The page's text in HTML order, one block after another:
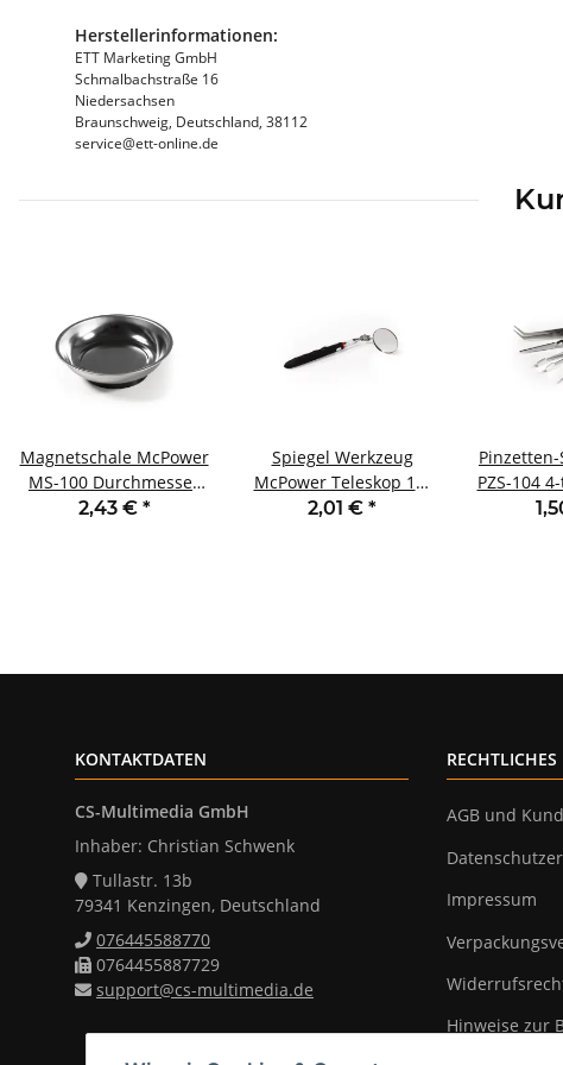
Herstellerinformationen:
ETT Marketing GmbH
Schmalbachstraße 16
Niedersachsen
Braunschweig, Deutschland, 38112
service@ett-online.de
Magnetschale McPower
MS-100 Durchmesser
Ø108mm gummierter
2,43 € *
Spiegel Werkzeug
McPower Teleskop 16-
70cm Ø-Spiegel 50mm
2,01 € *
PZS-104
KONTAKTDATEN
CS-Multimedia GmbH
Inhaber: Christian Schwenk
Tullastr. 13b
79341 Kenzingen, Deutschland
076445588770
0764455887729
support@cs-multimedia.de
RECHTLICHES
AGB und
Impressum
Hinweise zur